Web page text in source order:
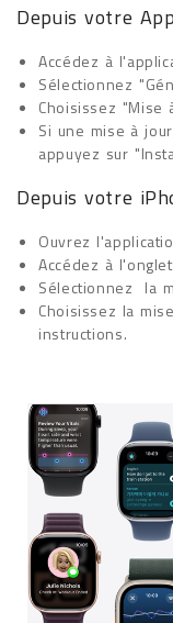
Depuis votre
Accédez à
Sélectionnez
Choisissez "Mise
Si une mise à
appuyez sur
Depuis votre
Ouvrez
Accédez à
Sélectionnez la
Choisissez la
instructions.